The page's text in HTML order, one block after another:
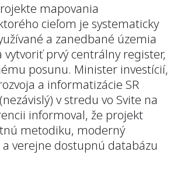
mapovania
cieľom je systematicky
a zanedbané územia
vytvoriť prvý centrálny register,
posunu. Minister investícií,
a informatizácie SR
v stredu vo Svite na
informoval, že projekt
metodiku, moderný
verejne dostupnú databázu